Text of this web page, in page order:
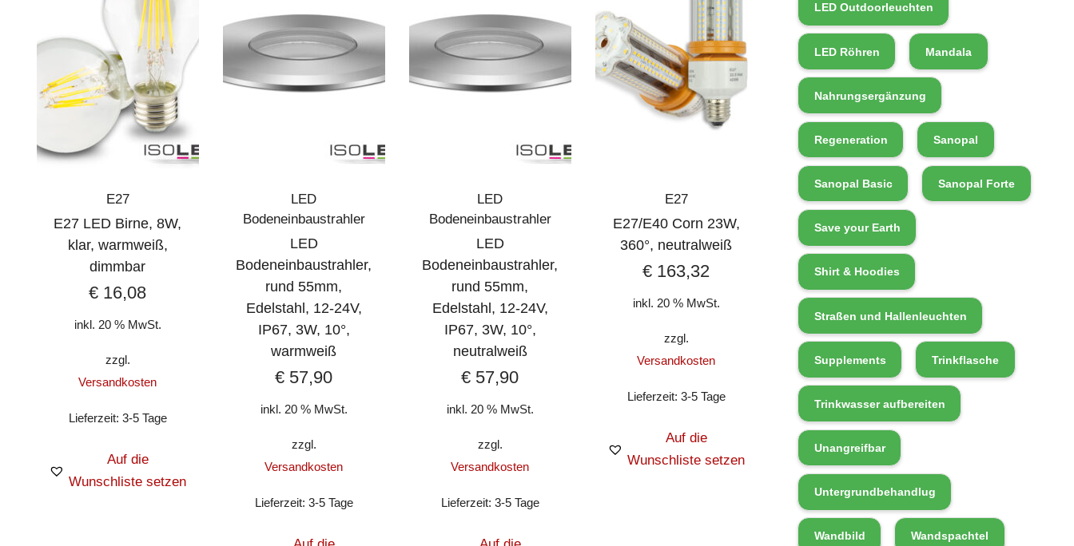
E27
E27 LED Birne, 8W,
klar, warmweiß,
dimmbar
€ 16,08
inkl. 20 % MwSt.
zzgl.
Versandkosten
Lieferzeit: 3-5 Tage
Auf die
Wunschliste setzen
LED
Bodeneinbaustrahler
LED
Bodeneinbaustrahler,
rund 55mm,
Edelstahl, 12-24V,
IP67, 3W, 10°,
warmweiß
€ 57,90
inkl. 20 % MwSt.
zzgl.
Versandkosten
Lieferzeit: 3-5 Tage
LED
Bodeneinbaustrahler
LED
Bodeneinbaustrahler,
rund 55mm,
Edelstahl, 12-24V,
IP67, 3W, 10°,
neutralweiß
€ 57,90
inkl. 20 % MwSt.
zzgl.
Versandkosten
Lieferzeit: 3-5 Tage
E27
E27/E40 Corn 23W,
360°, neutralweiß
€ 163,32
inkl. 20 % MwSt.
zzgl.
Versandkosten
Lieferzeit: 3-5 Tage
Auf die
Wunschliste setzen
LED Outdoorleuchten
LED Röhren Mandala
Nahrungsergänzung
Regeneration Sanopal
Sanopal Basic Sanopal Forte
Save your Earth
Shirt & Hoodies
Straßen und Hallenleuchten
Supplements Trinkflasche
Trinkwasser aufbereiten
Unangreifbar
Untergrundbehandlug
Wandbild Wandspachtel